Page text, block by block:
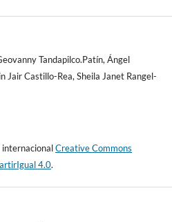
Tandapilco.Patín, Ángel
Jair Castillo-Rea, Sheila Janet Rangel-
internacionalCreative Commons
4.0.